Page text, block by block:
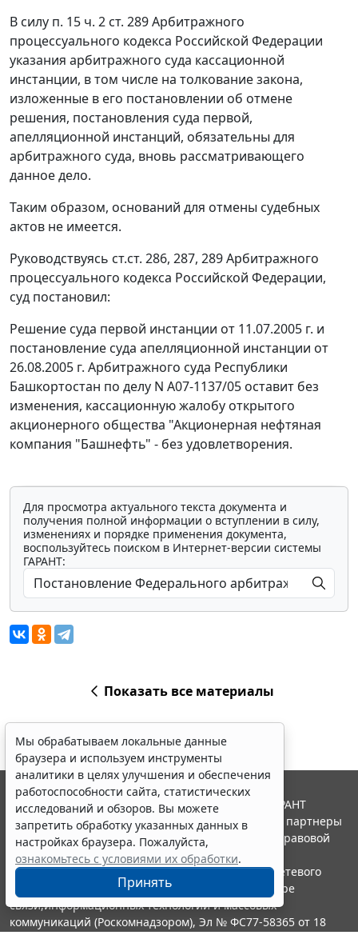
В силу п. 15 ч. 2 ст. 289Арбитражного
процессуального кодекса Российской Федерации
указания арбитражного суда кассационной
инстанции, в том числе на толкование закона,
изложенные в его постановлении об отмене
решения, постановления суда первой,
апелляционной инстанций, обязательны для
арбитражного суда, вновь рассматривающего
данное дело.
Таким образом, оснований для отмены судебных
актов не имеется.
Руководствуясь ст.ст. 286, 287, 289Арбитражного
процессуального кодекса Российской Федерации,
суд постановил:
Решение суда первой инстанции от 11.07.2005 г. и
постановление суда апелляционной инстанции от
26.08.2005 г. Арбитражного суда Республики
Башкортостан по делу N А07-1137/05 оставит без
изменения, кассационную жалобу открытого
акционерного общества "Акционерная нефтяная
компания "Башнефть" - без удовлетворения.
Для просмотра актуального текста документа и
получения полной информации о вступлении в силу,
изменениях и порядке применения документа,
воспользуйтесь поиском в Интернет-версии системы
ГАРАНТ:
Показать все материалы
Мы обрабатываем локальные данные
браузера и используем инструменты
аналитики в целях улучшения и обеспечения
работоспособности сайта, статистических
исследований и обзоров. Вы можете
запретить обработку указанных данных в
настройках браузера. Пожалуйста,
ознакомьтесь с условиями их обработки.
Принять
© ООО "НПП "ГАРАНТ-СЕРВИС", 2026. Система ГАРАНТ
выпускается с 1990 года. Компания "Гарант" и ее партнеры
являются участниками Российской ассоциации правовой
информации ГАРАНТ.
Портал ГАРАНТ.РУ зарегистрирован в качестве сетевого
издания Федеральной службой по надзору в сфере
связи,информационных технологий и массовых
коммуникаций (Роскомнадзором), Эл № ФС77-58365 от 18